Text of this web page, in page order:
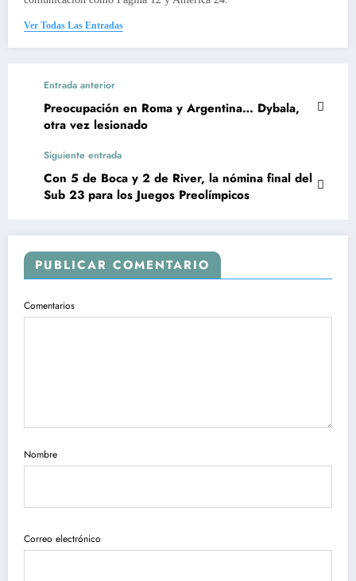
Ver Todas Las Entradas
Entrada anterior
Preocupación en Roma y Argentina… Dybala,
otra vez lesionado
Siguiente entrada
Con 5 de Boca y 2 de River, la nómina final del
Sub 23 para los Juegos Preolímpicos
PUBLICAR COMENTARIO
Comentarios
Nombre
Correo electrónico